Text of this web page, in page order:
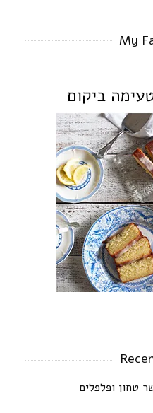
My
טחון ופלפלים